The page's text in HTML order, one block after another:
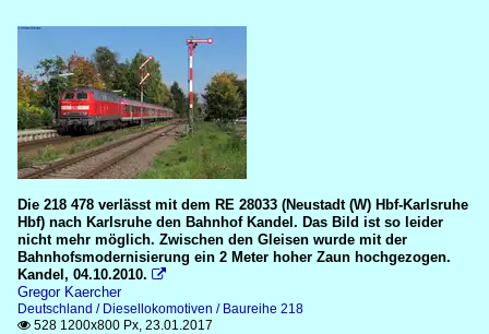
Die 218 478 verlässt mit dem RE 28033 (Neustadt (W) Hbf-Karlsruhe
Hbf) nach Karlsruhe den Bahnhof Kandel. Das Bild ist so leider
nicht mehr möglich. Zwischen den Gleisen wurde mit der
Bahnhofsmodernisierung ein 2 Meter hoher Zaun hochgezogen.
Kandel, 04.10.2010. 
Gregor Kaercher
Deutschland / Diesellokomotiven / Baureihe 218
 528 1200x800 Px, 23.01.2017